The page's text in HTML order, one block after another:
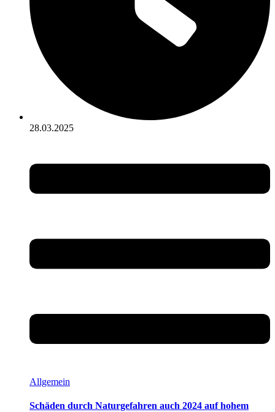
28.03.2025
Allgemein
Schäden durch Naturgefahren auch 2024 auf hohem